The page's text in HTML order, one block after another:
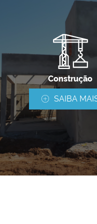
Construção
SAIBA